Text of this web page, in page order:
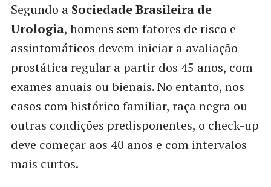
Segundo a Sociedade Brasileira de
Urologia, homens sem fatores de risco e
assintomáticos devem iniciar a avaliação
prostática regular a partir dos 45 anos, com
exames anuais ou bienais. No entanto, nos
casos com histórico familiar, raça negra ou
outras condições predisponentes, o check-up
deve começar aos 40 anos e com intervalos
mais curtos.